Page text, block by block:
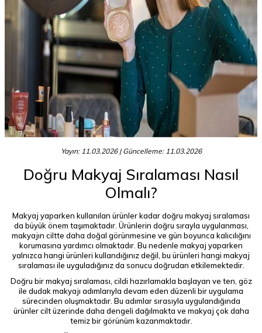
Yayın: 11.03.2026| Güncelleme: 11.03.2026
Doğru Makyaj Sıralaması Nasıl
Olmalı?
Makyaj yaparken kullanılan ürünler kadar doğru makyaj sıralaması
da büyük önem taşımaktadır. Ürünlerin doğru sırayla uygulanması,
makyajın ciltte daha doğal görünmesine ve gün boyunca kalıcılığını
korumasına yardımcı olmaktadır. Bu nedenle makyaj yaparken
yalnızca hangi ürünleri kullandığınız değil, bu ürünleri hangi makyaj
sıralaması ile uyguladığınız da sonucu doğrudan etkilemektedir.
Doğru bir makyaj sıralaması, cildi hazırlamakla başlayan ve ten, göz
ile dudak makyajı adımlarıyla devam eden düzenli bir uygulama
sürecinden oluşmaktadır. Bu adımlar sırasıyla uygulandığında
ürünler cilt üzerinde daha dengeli dağılmakta ve makyaj çok daha
temiz bir görünüm kazanmaktadır.